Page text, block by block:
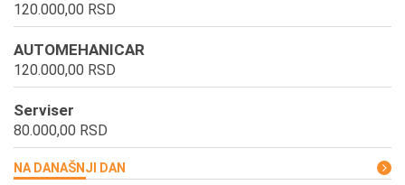
120.000,00 RSD
AUTOMEHANICAR
120.000,00 RSD
Serviser
80.000,00 RSD
NA DANAŠNJI DAN